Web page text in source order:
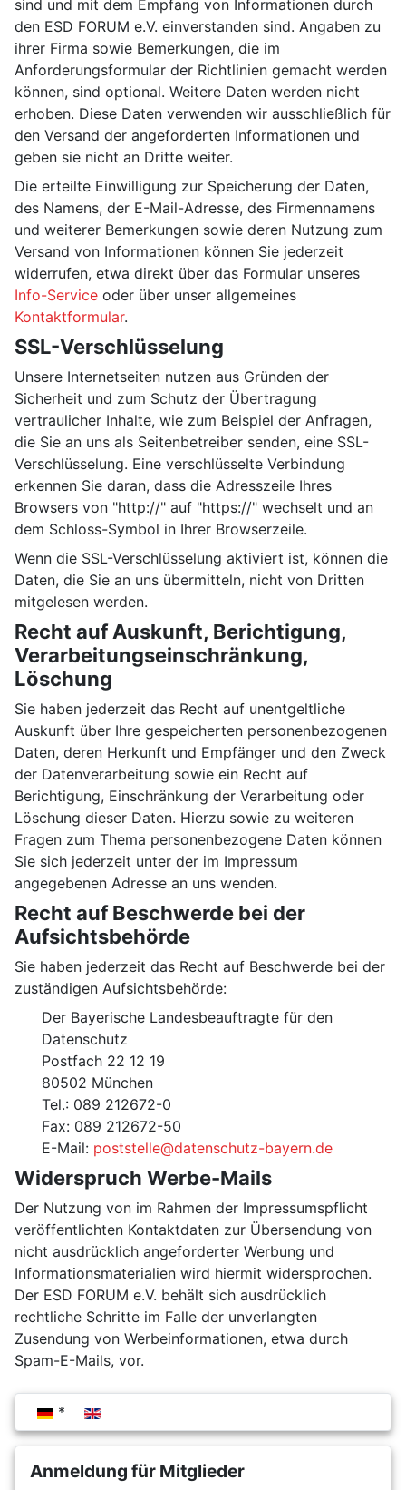
Sprache auswählen
Anmeldung für Mitglieder
sind und mit dem Empfang von Informationen durch
den ESD FORUM e.V. einverstanden sind. Angaben zu
ihrer Firma sowie Bemerkungen, die im
Anforderungsformular der Richtlinien gemacht werden
können, sind optional. Weitere Daten werden nicht
erhoben. Diese Daten verwenden wir ausschließlich für
den Versand der angeforderten Informationen und
geben sie nicht an Dritte weiter.
Die erteilte Einwilligung zur Speicherung der Daten,
des Namens, der E-Mail-Adresse, des Firmennamens
und weiterer Bemerkungen sowie deren Nutzung zum
Versand von Informationen können Sie jederzeit
widerrufen, etwa direkt über das Formular unseres
Info-Service oder über unser allgemeines
Kontaktformular.
SSL-Verschlüsselung
Unsere Internetseiten nutzen aus Gründen der
Sicherheit und zum Schutz der Übertragung
vertraulicher Inhalte, wie zum Beispiel der Anfragen,
die Sie an uns als Seitenbetreiber senden, eine SSL-
Verschlüsselung. Eine verschlüsselte Verbindung
erkennen Sie daran, dass die Adresszeile Ihres
Browsers von "http://" auf "https://" wechselt und an
dem Schloss-Symbol in Ihrer Browserzeile.
Wenn die SSL-Verschlüsselung aktiviert ist, können die
Daten, die Sie an uns übermitteln, nicht von Dritten
mitgelesen werden.
Recht auf Auskunft, Berichtigung,
Verarbeitungseinschränkung,
Löschung
Sie haben jederzeit das Recht auf unentgeltliche
Auskunft über Ihre gespeicherten personenbezogenen
Daten, deren Herkunft und Empfänger und den Zweck
der Datenverarbeitung sowie ein Recht auf
Berichtigung, Einschränkung der Verarbeitung oder
Löschung dieser Daten. Hierzu sowie zu weiteren
Fragen zum Thema personenbezogene Daten können
Sie sich jederzeit unter der im Impressum
angegebenen Adresse an uns wenden.
Recht auf Beschwerde bei der
Aufsichtsbehörde
Sie haben jederzeit das Recht auf Beschwerde bei der
zuständigen Aufsichtsbehörde:
Der Bayerische Landesbeauftragte für den
Datenschutz
Postfach 22 12 19
80502 München
Tel.: 089 212672-0
Fax: 089 212672-50
E-Mail: poststelle@datenschutz-bayern.de
Widerspruch Werbe-Mails
Der Nutzung von im Rahmen der Impressumspflicht
veröffentlichten Kontaktdaten zur Übersendung von
nicht ausdrücklich angeforderter Werbung und
Informationsmaterialien wird hiermit widersprochen.
Der ESD FORUM e.V. behält sich ausdrücklich
rechtliche Schritte im Falle der unverlangten
Zusendung von Werbeinformationen, etwa durch
Spam-E-Mails, vor.